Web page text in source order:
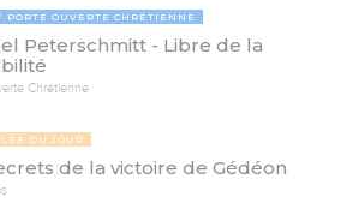
PORTE OUVERTE CHRÉTIENNE
Peterschmitt - Libre de la
Chrétienne
DU JOUR
de la victoire de Gédéon